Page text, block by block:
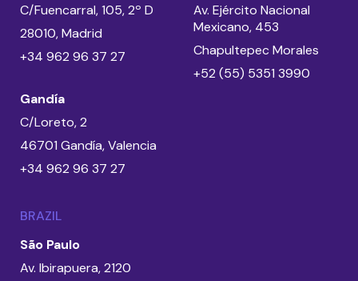
C/Fuencarral, 105, 2º D
28010, Madrid
+34 962 96 37 27
Gandía
C/Loreto, 2
46701 Gandía, Valencia
+34 962 96 37 27
Av. Ejército Nacional
Mexicano, 453
Chapultepec Morales
+52 (55) 5351 3990
BRAZIL
São Paulo
Av. Ibirapuera, 2120